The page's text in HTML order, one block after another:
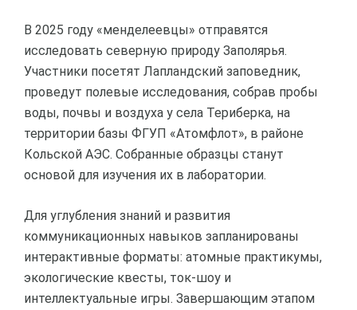
В 2025 году «менделеевцы» отправятся
исследовать северную природу Заполярья.
Участники посетят Лапландский заповедник,
проведут полевые исследования, собрав пробы
воды, почвы и воздуха у села Териберка, на
территории базы ФГУП «Атомфлот», в районе
Кольской АЭС. Собранные образцы станут
основой для изучения их в лаборатории.
Для углубления знаний и развития
коммуникационных навыков запланированы
интерактивные форматы: атомные практикумы,
экологические квесты, ток-шоу и
интеллектуальные игры. Завершающим этапом